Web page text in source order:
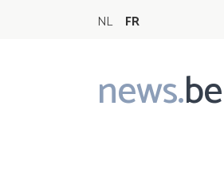
NL FR
news.
Main
navigation